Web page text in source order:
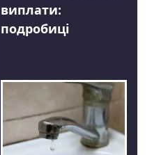
виплати:
подробиці